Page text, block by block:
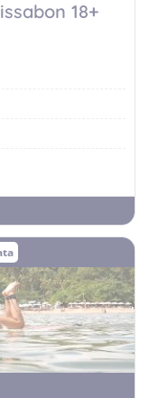
de rest.
18+